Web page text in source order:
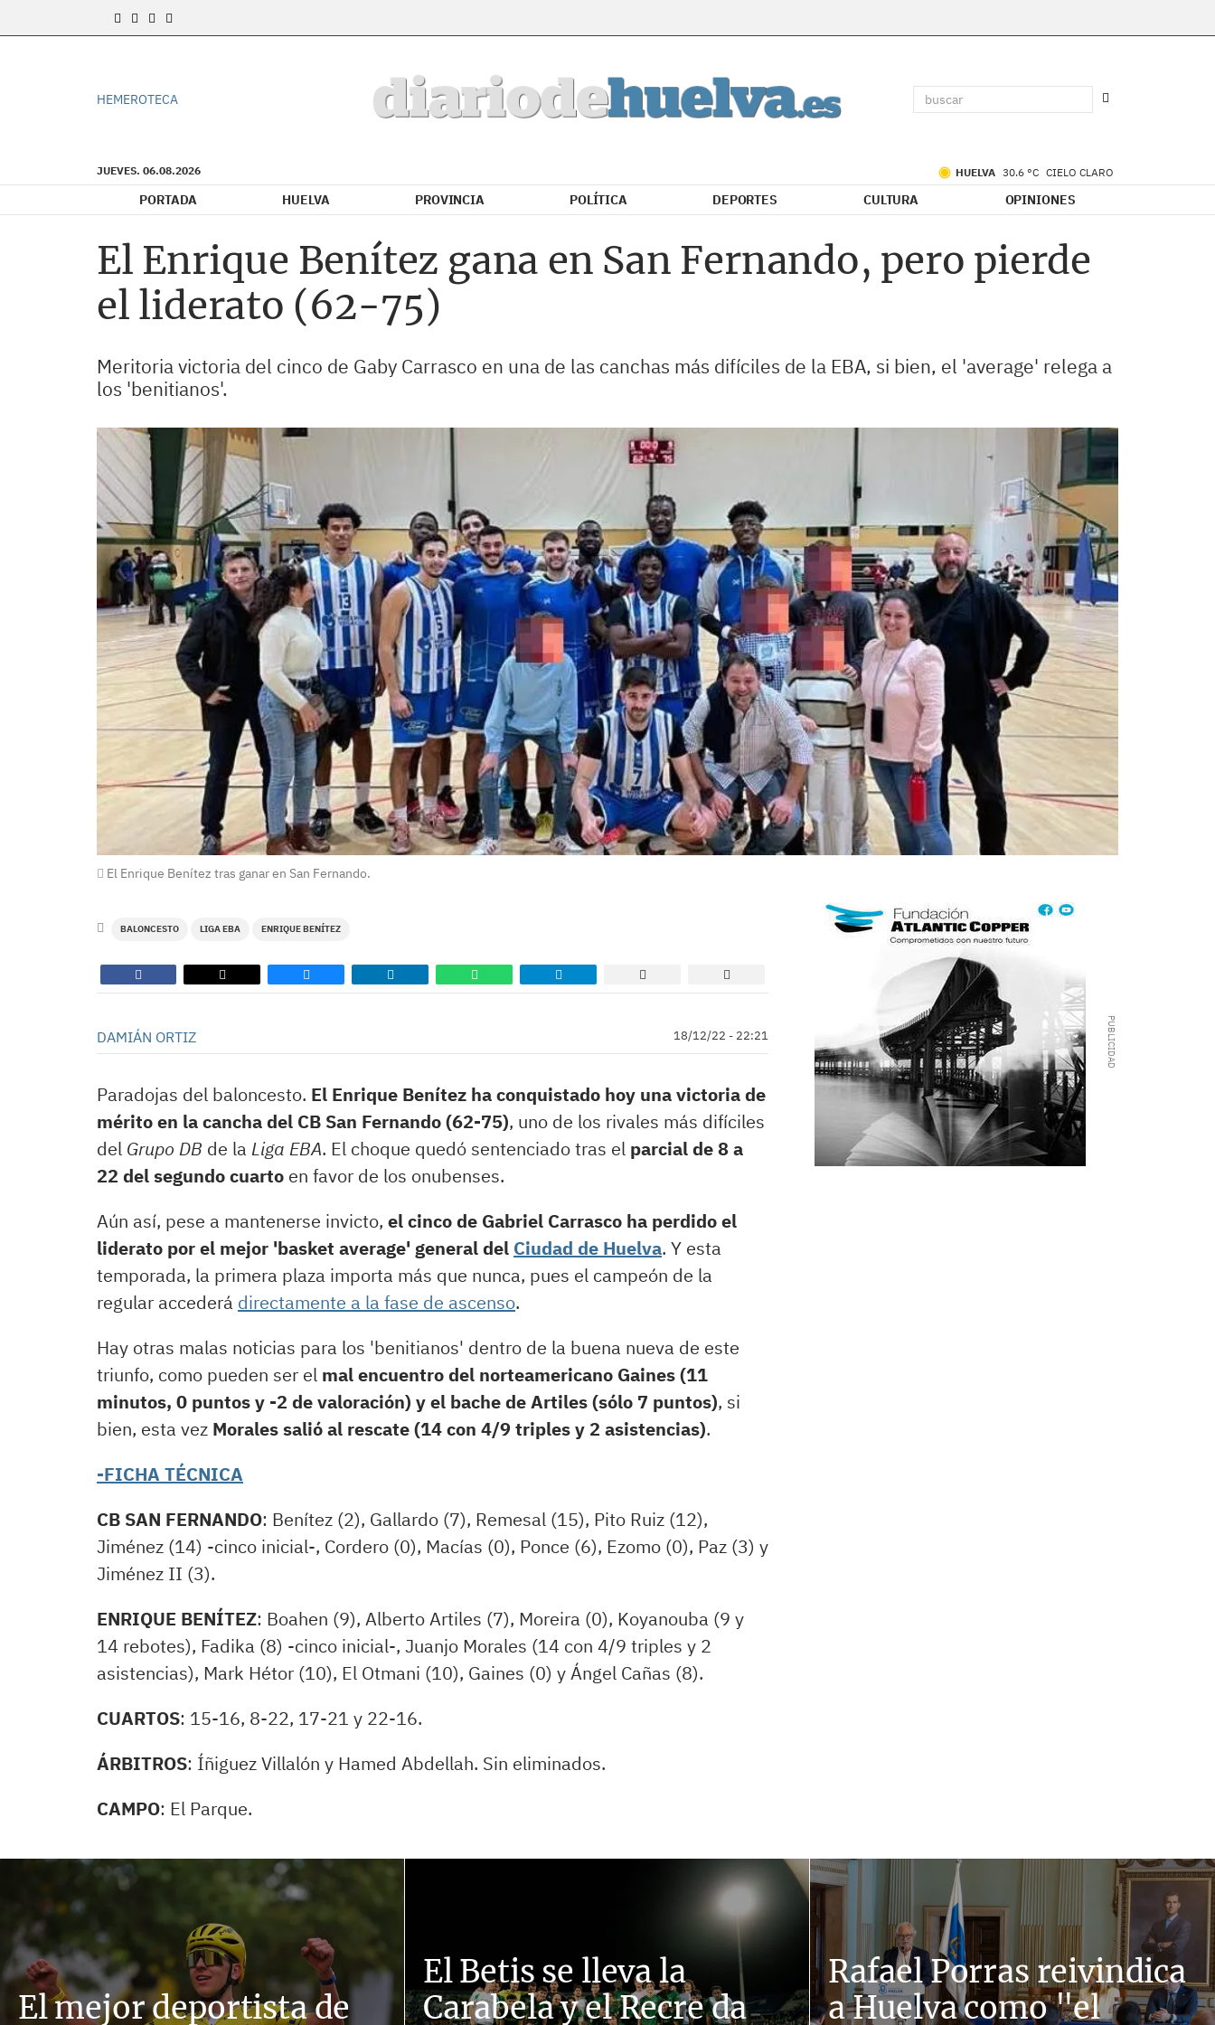
HEMEROTECA
JUEVES. 06.08.2026 HUELVA 30.6 °C CIELO CLARO
PORTADA HUELVA PROVINCIA POLÍTICA DEPORTES CULTURA OPINIONES
El Enrique Benítez gana en San Fernando, pero pierde
el liderato (62-75)
Meritoria victoria del cinco de Gaby Carrasco en una de las canchas más difíciles de la EBA, si bien, el 'average' relega a
los 'benitianos'.
El Enrique Benítez tras ganar en San Fernando.
BALONCESTO LIGA EBA ENRIQUE BENÍTEZ
DAMIÁN ORTIZ 18/12/22 - 22:21
Paradojas del baloncesto. El Enrique Benítez ha conquistado hoy una victoria de
mérito en la cancha del CB San Fernando (62-75), uno de los rivales más difíciles
del Grupo DB de la Liga EBA. El choque quedó sentenciado tras el parcial de 8 a
22 del segundo cuarto en favor de los onubenses.
Aún así, pese a mantenerse invicto, el cinco de Gabriel Carrasco ha perdido el
liderato por el mejor 'basket average' general del Ciudad de Huelva. Y esta
temporada, la primera plaza importa más que nunca, pues el campeón de la
regular accederá directamente a la fase de ascenso.
Hay otras malas noticias para los 'benitianos' dentro de la buena nueva de este
triunfo, como pueden ser el mal encuentro del norteamericano Gaines (11
minutos, 0 puntos y -2 de valoración) y el bache de Artiles (sólo 7 puntos), si
bien, esta vez Morales salió al rescate (14 con 4/9 triples y 2 asistencias).
-FICHA TÉCNICA
CB SAN FERNANDO: Benítez (2), Gallardo (7), Remesal (15), Pito Ruiz (12),
Jiménez (14) -cinco inicial-, Cordero (0), Macías (0), Ponce (6), Ezomo (0), Paz (3) y
Jiménez II (3).
ENRIQUE BENÍTEZ: Boahen (9), Alberto Artiles (7), Moreira (0), Koyanouba (9 y
14 rebotes), Fadika (8) -cinco inicial-, Juanjo Morales (14 con 4/9 triples y 2
asistencias), Mark Hétor (10), El Otmani (10), Gaines (0) y Ángel Cañas (8).
CUARTOS: 15-16, 8-22, 17-21 y 22-16.
ÁRBITROS: Íñiguez Villalón y Hamed Abdellah. Sin eliminados.
CAMPO: El Parque.
El mejor deportista de
El Betis se lleva la
Carabela y el Recre da
Rafael Porras reivindica
a Huelva como "el